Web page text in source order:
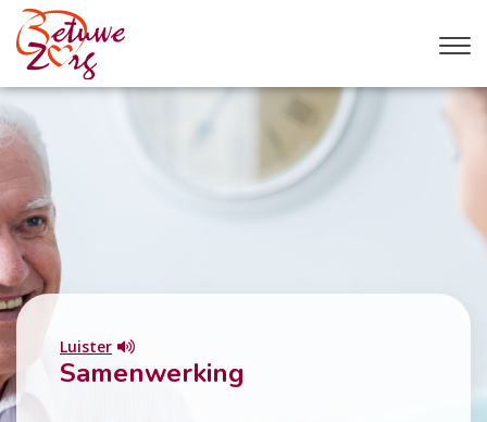
Luister
Samenwerking